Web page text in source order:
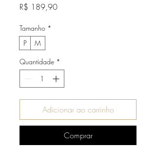
R$ 189,90Preço
Tamanho *
P
M
Quantidade *
Adicionar ao carrinho
Comprar